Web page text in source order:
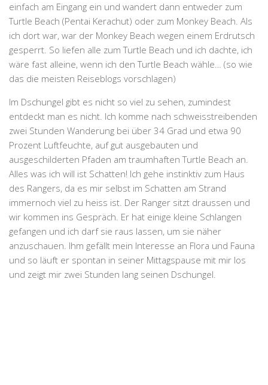
einfach am Eingang ein und wandert dann entweder zum
Turtle Beach (Pentai Kerachut) oder zum Monkey Beach. Als
ich dort war, war der Monkey Beach wegen einem Erdrutsch
gesperrt. So liefen alle zum Turtle Beach und ich dachte, ich
wäre fast alleine, wenn ich den Turtle Beach wähle… (so wie
das die meisten Reiseblogs vorschlagen)
Im Dschungel gibt es nicht so viel zu sehen, zumindest
entdeckt man es nicht. Ich komme nach schweisstreibenden
zwei Stunden Wanderung bei über 34 Grad und etwa 90
Prozent Luftfeuchte, auf gut ausgebauten und
ausgeschilderten Pfaden am traumhaften Turtle Beach an.
Alles was ich will ist Schatten! Ich gehe instinktiv zum Haus
des Rangers, da es mir selbst im Schatten am Strand
immernoch viel zu heiss ist. Der Ranger sitzt draussen und
wir kommen ins Gespräch. Er hat einige kleine Schlangen
gefangen und ich darf sie raus lassen, um sie näher
anzuschauen. Ihm gefällt mein Interesse an Flora und Fauna
und so läuft er spontan in seiner Mittagspause mit mir los
und zeigt mir zwei Stunden lang seinen Dschungel.